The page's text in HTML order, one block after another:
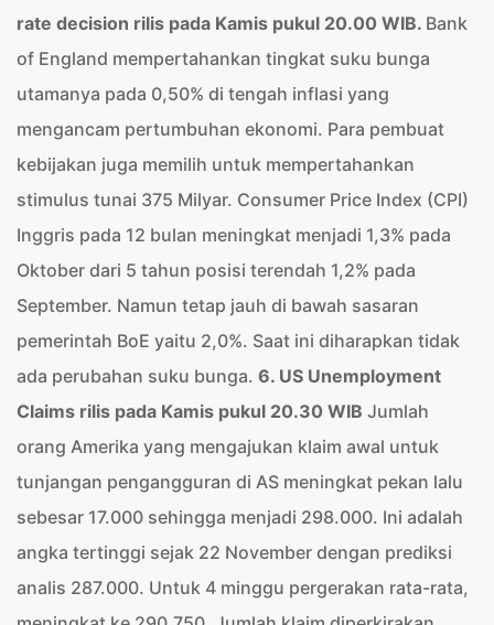
rate decision rilis pada Kamis pukul 20.00 WIB. Bank
of England mempertahankan tingkat suku bunga
utamanya pada 0,50% di tengah inflasi yang
mengancam pertumbuhan ekonomi. Para pembuat
kebijakan juga memilih untuk mempertahankan
stimulus tunai 375 Milyar. Consumer Price Index (CPI)
Inggris pada 12 bulan meningkat menjadi 1,3% pada
Oktober dari 5 tahun posisi terendah 1,2% pada
September. Namun tetap jauh di bawah sasaran
pemerintah BoE yaitu 2,0%. Saat ini diharapkan tidak
ada perubahan suku bunga. 6. US Unemployment
Claims rilis pada Kamis pukul 20.30 WIB Jumlah
orang Amerika yang mengajukan klaim awal untuk
tunjangan pengangguran di AS meningkat pekan lalu
sebesar 17.000 sehingga menjadi 298.000. Ini adalah
angka tertinggi sejak 22 November dengan prediksi
analis 287.000. Untuk 4 minggu pergerakan rata-rata,